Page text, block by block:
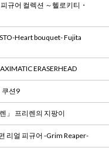
규어 컬렉션 ～헬로키티・
Heart bouquet- Fujita
ERASERHEAD
쿠션9
」 프리렌의 지팡이
리얼 피규어 -Grim Reaper-